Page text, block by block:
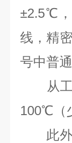
±2.5℃
线，精
号中普
从工
100℃（
此外